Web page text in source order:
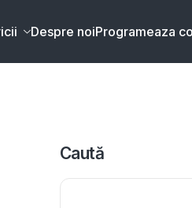
Despre noiProgrameaza
Caută